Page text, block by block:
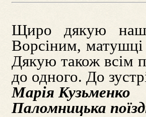
Щиро дякую
Ворсіним, матушці
Дякую також всім
до одного. До
Марія Кузьменко
Паломницька